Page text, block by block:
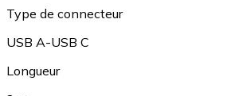
Type de connecteur
USB A-USB C
Longueur